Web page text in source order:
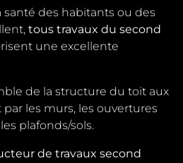
des habitants ou des
tous travaux du second
une excellente
de la structure du toit aux
les murs, les ouvertures
plafonds/sols.
de travaux second